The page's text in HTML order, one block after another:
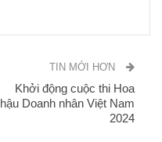
TIN MỚI HƠN
Khởi động cuộc thi Hoa
hậu Doanh nhân Việt Nam
2024